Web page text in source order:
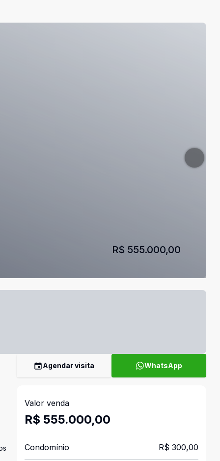
R$ 555.000,00
Agendar visita WhatsApp
Valor venda
R$ 555.000,00
Condomínio R$ 300,00